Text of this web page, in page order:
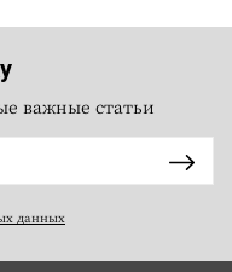
важные статьи
данных